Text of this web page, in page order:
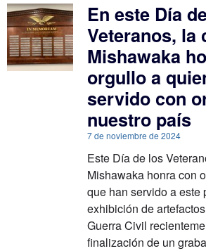
En este Día
Veteranos, la
Mishawaka
orgullo a
servido con
nuestro país
7 de noviembre de 2024
Este Día de los
Mishawaka honra con
que han servido a este
exhibición de
Guerra Civil
finalización de un